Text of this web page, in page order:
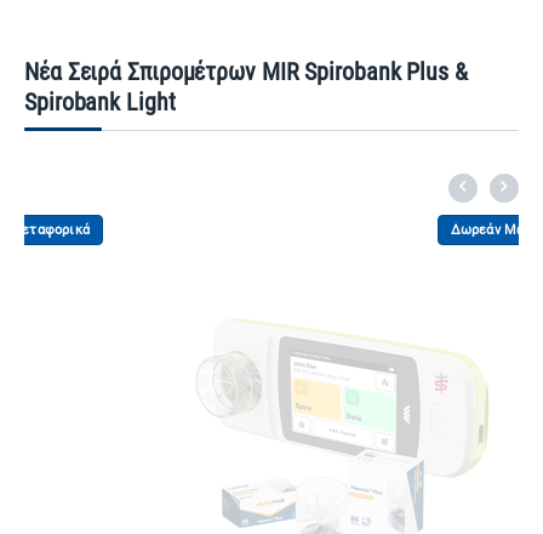
Νέα Σειρά Σπιρομέτρων MIR Spirobank Plus &
Spirobank Light
Δωρεάν Μεταφορικά